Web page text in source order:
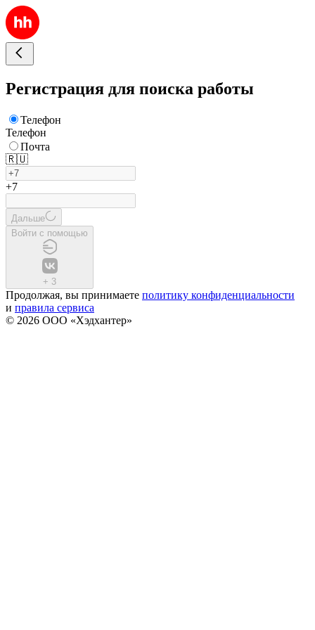
Регистрация для поиска работы
Телефон
Телефон
Почта
🇷🇺
+7
Дальше
Войти с помощью
+ 3
Продолжая, вы принимаете политику конфиденциальности
и правила сервиса
© 2026 ООО «Хэдхантер»